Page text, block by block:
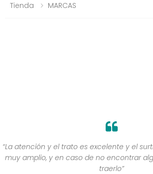
Tienda MARCAS
“La atención y el trato es excelente y el
muy amplio, y en caso de no encontrar
traerlo”